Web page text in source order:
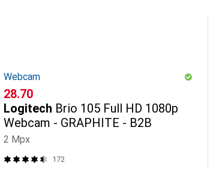
Webcam
CHF
28.70
Logitech Brio 105 Full HD 1080p
Webcam - GRAPHITE - B2B
2 Mpx
172